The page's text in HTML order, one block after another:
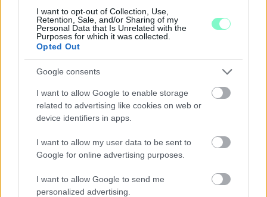
I want to opt-out of Collection, Use,
Retention, Sale, and/or Sharing of my
Personal Data that Is Unrelated with the
Purposes for which it was collected.
Opted Out
Google consents
I want to allow Google to enable storage
related to advertising like cookies on web or
device identifiers in apps.
I want to allow my user data to be sent to
Google for online advertising purposes.
I want to allow Google to send me
personalized advertising.
Középpontban a hagyományőrzés, de lesz Pogány Induló és
Majka koncert, jóga szeánsz, “borhajózás” és egy csomó minden